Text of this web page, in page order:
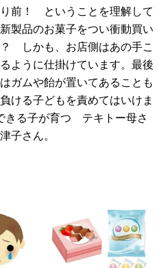
前！ ということを理解して
製品のお菓子をつい衝動買い
しかも、お店側はあの手こ
ように仕掛けています。最後
ガムや飴が置いてあることも
ける子どもを責めてはいけま
きる子が育つ テキトー母さ
子さん。